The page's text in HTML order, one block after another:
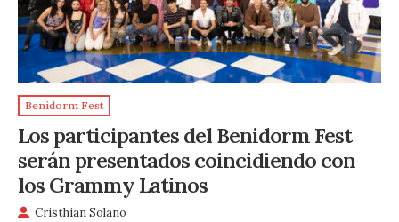
Benidorm Fest
Los participantes del Benidorm Fest
serán presentados coincidiendo con
los Grammy Latinos
Cristhian Solano